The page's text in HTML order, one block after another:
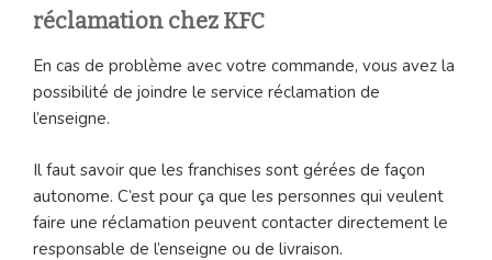
réclamation chez KFC
En cas de problème avec votre commande, vous avez la
possibilité de joindre le service réclamation de
l’enseigne.
Il faut savoir que les franchises sont gérées de façon
autonome. C’est pour ça que les personnes qui veulent
faire une réclamation peuvent contacter directement le
responsable de l’enseigne ou de livraison.